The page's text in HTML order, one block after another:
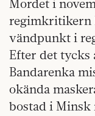
Mordet i
regimkritikern
vändpunkt i
Efter det tycks
Bandarenka
okända
bostad i